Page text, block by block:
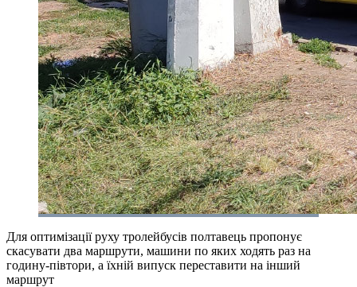
Для оптимізації руху тролейбусів полтавець пропонує
скасувати два маршрути, машини по яких ходять раз на
годину-півтори, а їхній випуск переставити на інший
маршрут